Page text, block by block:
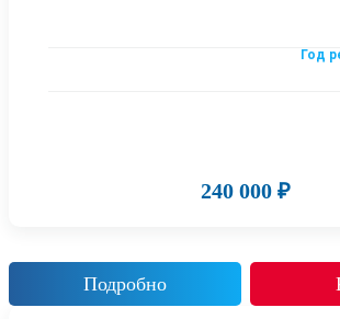
Год
240 000 ₽
Подробно